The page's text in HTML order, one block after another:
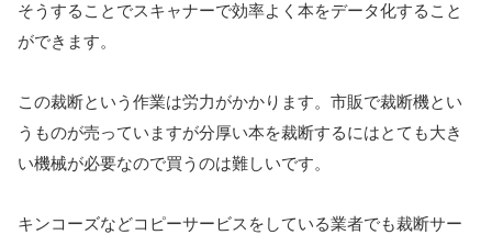
そうすることでスキャナーで効率よく本をデータ化すること
ができます。
この裁断という作業は労力がかかります。市販で裁断機とい
うものが売っていますが分厚い本を裁断するにはとても大き
い機械が必要なので買うのは難しいです。
キンコーズなどコピーサービスをしている業者でも裁断サー